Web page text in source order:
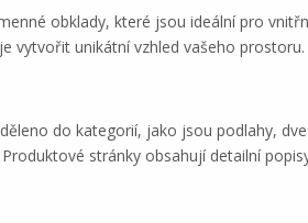
obklady, které jsou ideální pro
vytvořit unikátní vzhled vašeho prostoru.
do kategorií, jako jsou podlahy,
stránky obsahují detailní